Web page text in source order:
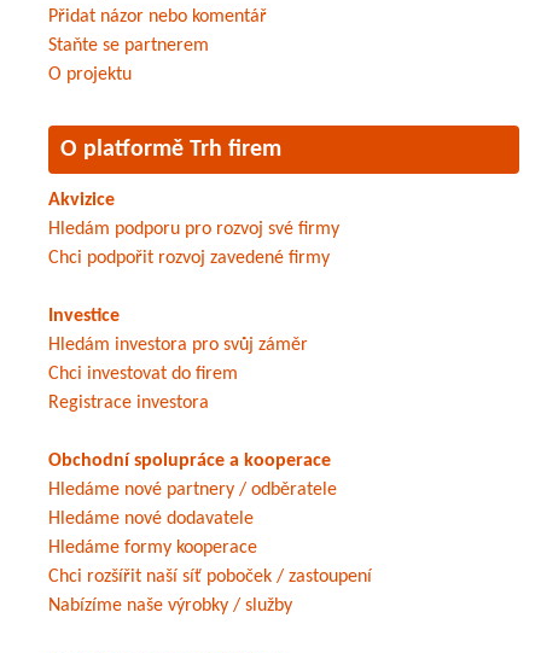
Přidat názor nebo komentář
Staňte se partnerem
O projektu
O platformě Trh firem
Akvizice
Hledám podporu pro rozvoj své firmy
Chci podpořit rozvoj zavedené firmy
Investice
Hledám investora pro svůj záměr
Chci investovat do firem
Registrace investora
Obchodní spolupráce a kooperace
Hledáme nové partnery / odběratele
Hledáme nové dodavatele
Hledáme formy kooperace
Chci rozšířit naší síť poboček / zastoupení
Nabízíme naše výrobky / služby